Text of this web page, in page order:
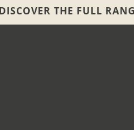
THE FULL